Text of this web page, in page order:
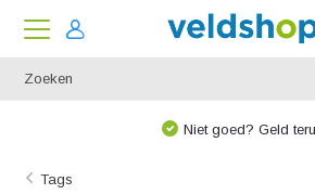
Niet goed? Geld
Tags